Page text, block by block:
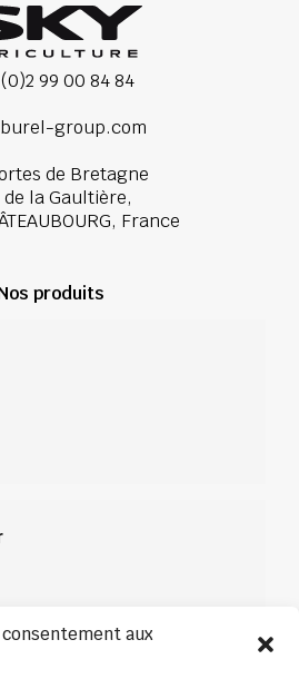
aux
99 00 84 84
group.com
de Bretagne
de la Gaultière,
France
produits